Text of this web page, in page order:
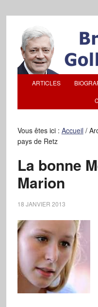
ARTICLES
Vous êtes ici : Accueil /
pays de Retz
La bonne
Marion
18 JANVIER 2013